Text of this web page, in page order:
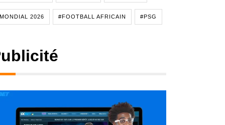
2026 #FOOTBALL AFRICAIN #PSG